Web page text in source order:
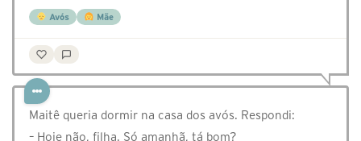
Avós Mãe
Maitê queria dormir na casa dos avós. Respondi:
– Hoje não, filha. Só amanhã, tá bom?